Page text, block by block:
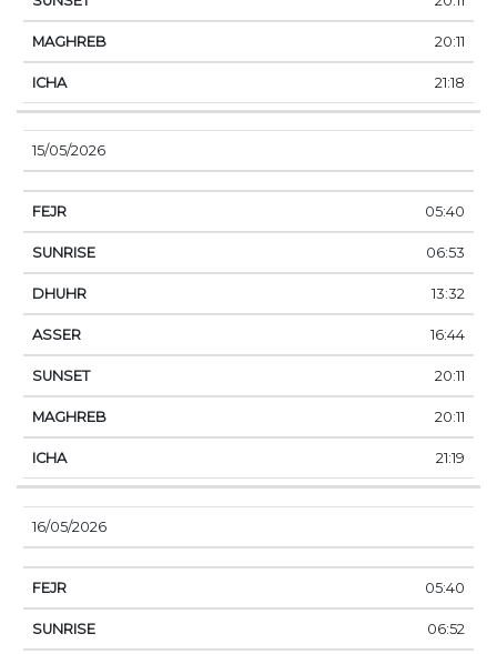
20:11
21:18
15/05/2026
05:40
06:53
13:32
16:44
20:11
20:11
21:19
16/05/2026
05:40
06:52